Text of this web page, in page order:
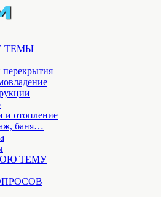
ТЕМЫ
и отопление
баня…
ТЕМУ